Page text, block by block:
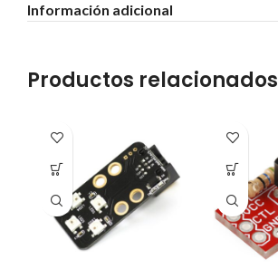
Información adicional
Productos relacionados